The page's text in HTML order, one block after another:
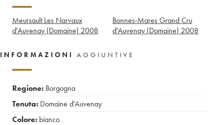
Meursault Les Narvaux
d'Auvenay (Domaine) 2008
Bonnes-Mares Grand Cru
d'Auvenay (Domaine) 2008
INFORMAZIONI AGGIUNTIVE
Regione: Borgogna
Tenuta: Domaine d'Auvenay
Colore: bianco